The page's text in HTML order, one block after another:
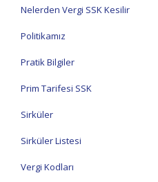
Nelerden Vergi SSK Kesilir
Politikamız
Pratik Bilgiler
Prim Tarifesi SSK
Sirküler
Sirküler Listesi
Vergi Kodları